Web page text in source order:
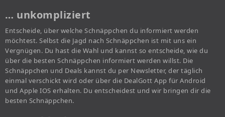
… unkompliziert
Entscheide, über welche Schnäppchen du informiert werden
möchtest. Selbst die Jagd nach Schnäppchen ist mit uns ein
Vergnügen. Du hast die Wahl und kannst so entscheide, wie du
über die besten Schnäppchen informiert werden willst. Die
Schnäppchen und Deals kannst du per Newsletter, der täglich
einmal verschickt wird oder über die DealGott App für Android
und Apple IOS erhalten. Du entscheidest und wir bringen dir die
besten Schnäppchen.